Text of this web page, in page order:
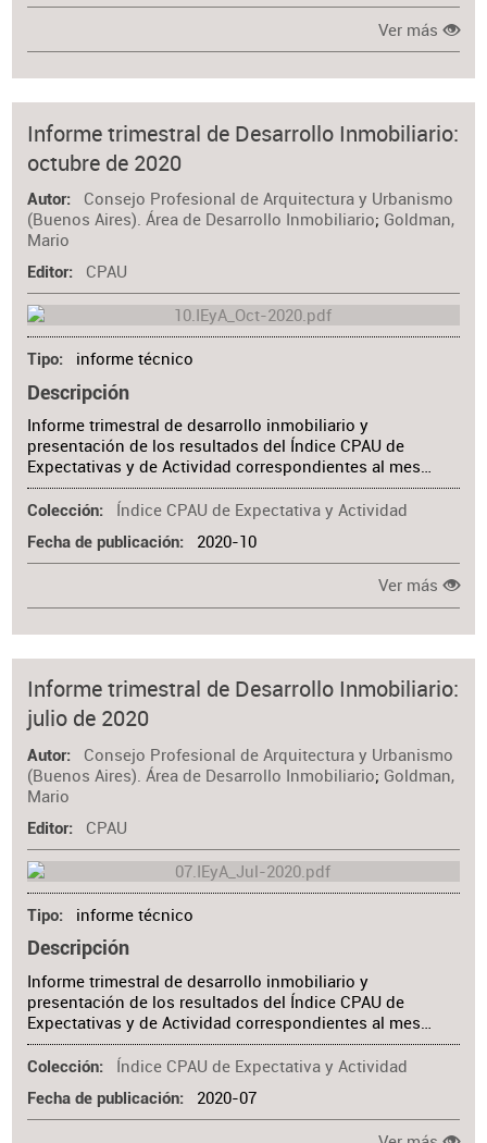
Ver más
Informe trimestral de Desarrollo Inmobiliario:
octubre de 2020
Autor
Consejo Profesional de Arquitectura y Urbanismo
(Buenos Aires). Área de Desarrollo Inmobiliario; Goldman,
Mario
Editor CPAU
Tipo informe técnico
Descripción
Informe trimestral de desarrollo inmobiliario y
presentación de los resultados del Índice CPAU de
Expectativas y de Actividad correspondientes al mes…
Colección Índice CPAU de Expectativa y Actividad
Fecha de publicación 2020-10
Ver más
Informe trimestral de Desarrollo Inmobiliario:
julio de 2020
Autor
Consejo Profesional de Arquitectura y Urbanismo
(Buenos Aires). Área de Desarrollo Inmobiliario; Goldman,
Mario
Editor CPAU
Tipo informe técnico
Descripción
Informe trimestral de desarrollo inmobiliario y
presentación de los resultados del Índice CPAU de
Expectativas y de Actividad correspondientes al mes…
Colección Índice CPAU de Expectativa y Actividad
Fecha de publicación 2020-07